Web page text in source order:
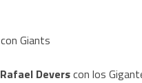
Rafael Deverscon los